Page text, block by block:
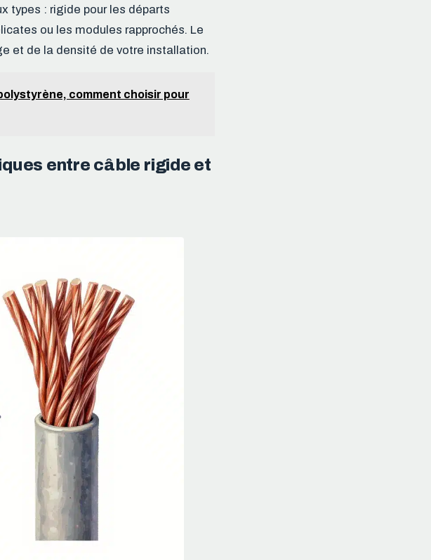
types : rigide pour les départs
ou les modules rapprochés. Le
et de la densité de votre installation.
comment choisir pour
entre câble rigide et